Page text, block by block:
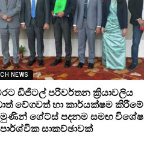
NEWS
ඩිජිටල් පරිවර්තන ක්‍රියාවලිය
වේගවත් හා කාර්යක්ෂම කිරීමේ
ගේට්ස් පදනම සමඟ විශේෂ
සාකච්ඡාවක්